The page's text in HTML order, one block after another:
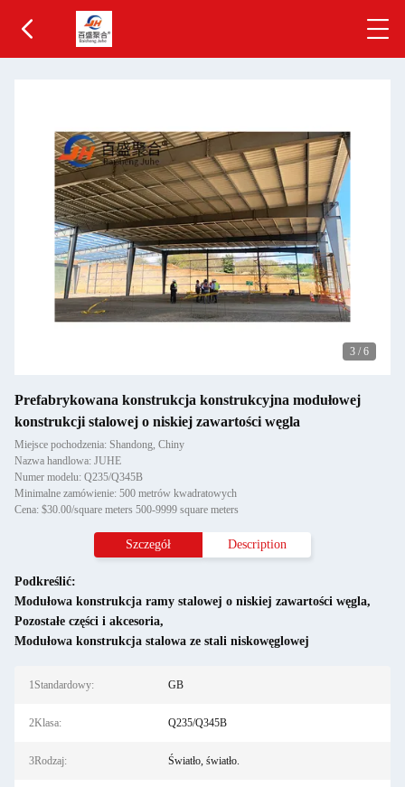
3 / 6
Prefabrykowana konstrukcja konstrukcyjna modułowej
konstrukcji stalowej o niskiej zawartości węgla
Miejsce pochodzenia: Shandong, Chiny
Nazwa handlowa: JUHE
Numer modelu: Q235/Q345B
Minimalne zamówienie: 500 metrów kwadratowych
Cena: $30.00/square meters 500-9999 square meters
Szczegół Description
Podkreślić:
Modułowa konstrukcja ramy stalowej o niskiej zawartości węgla,
Pozostałe części i akcesoria,
Modułowa konstrukcja stalowa ze stali niskowęglowej
1Standardowy: GB
2Klasa: Q235/Q345B
3Rodzaj: Światło, światło.